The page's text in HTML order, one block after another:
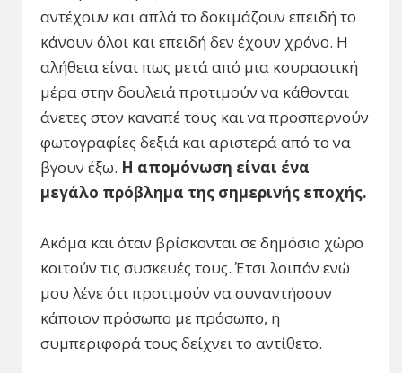
αντέχουν και απλά το δοκιμάζουν επειδή το
κάνουν όλοι και επειδή δεν έχουν χρόνο. Η
αλήθεια είναι πως μετά από μια κουραστική
μέρα στην δουλειά προτιμούν να κάθονται
άνετες στον καναπέ τους και να προσπερνούν
φωτογραφίες δεξιά και αριστερά από το να
βγουν έξω. Η απομόνωση είναι ένα
μεγάλο πρόβλημα της σημερινής εποχής.
Ακόμα και όταν βρίσκονται σε δημόσιο χώρο
κοιτούν τις συσκευές τους. Έτσι λοιπόν ενώ
μου λένε ότι προτιμούν να συναντήσουν
κάποιον πρόσωπο με πρόσωπο, η
συμπεριφορά τους δείχνει το αντίθετο.